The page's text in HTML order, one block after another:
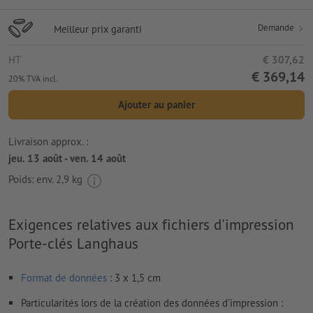
Meilleur prix garanti Demande
HT € 307,62
20% TVA incl. € 369,14
Ajouter au panier
Livraison approx. :
jeu. 13 août - ven. 14 août
Poids: env. 2,9 kg
Exigences relatives aux fichiers d'impression
Porte-clés Langhaus
Format de données : 3 x 1,5 cm
Particularités lors de la création des données d'impression :